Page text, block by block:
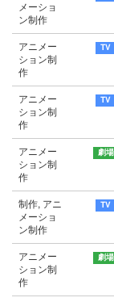
メーショ
ン制作
アニメー
ション制
作
アニメー
ション制
作
アニメー
ション制
作
制作, アニ
メーショ
ン制作
アニメー
ション制
作